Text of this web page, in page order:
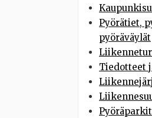
Pyörätiet,
pyöräväylät
Tiedotteet
Pyöräparkit